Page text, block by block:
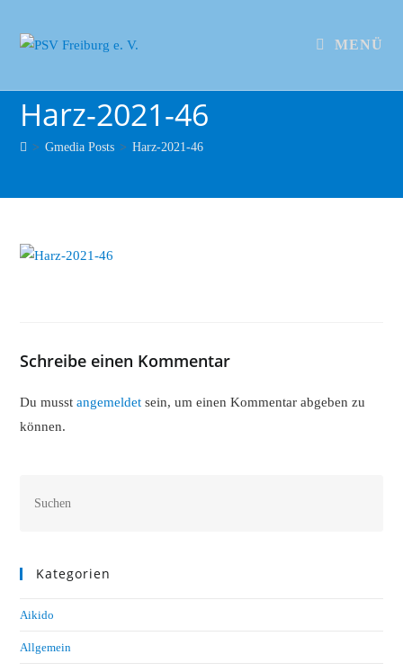
MENÜ
Harz-2021-46
> Gmedia Posts > Harz-2021-46
Schreibe einen Kommentar
Du musstangemeldet sein, um einen Kommentar abgeben zu
können.
Kategorien
Aikido
Allgemein